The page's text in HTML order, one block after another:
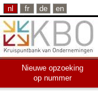
nl fr de en
Nieuwe opzoeking
op nummer